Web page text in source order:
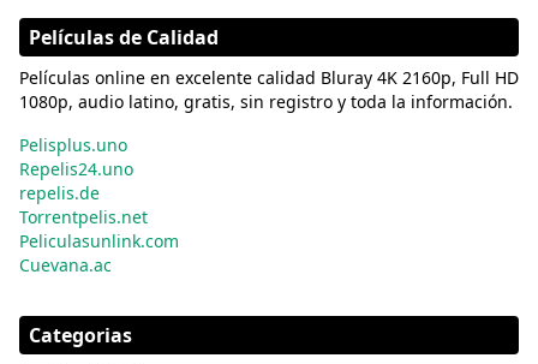
Películas de Calidad
Películas online en excelente calidad Bluray 4K 2160p, Full HD
1080p, audio latino, gratis, sin registro y toda la información.
Pelisplus.uno
Repelis24.uno
repelis.de
Torrentpelis.net
Peliculasunlink.com
Cuevana.ac
Categorias